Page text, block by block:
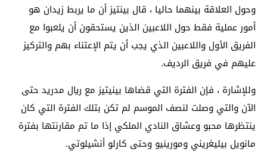
وحول العلاقة بينهما حاليا ، قال بينتيز أن ما يربط زيدان هو
أمور عملية فقط حول اللاعبين الذين يستحقون أن يلعبوا مع
الفريق الأول واللاعبين الذي يجب أن يتم الإعتناء بهم والتركيز
عليهم في فريق الرديف.
وللإشارة ، فإن الفترة التي قضاها بينيتيز مع ريال مدريد حتى
الآن والتي وصلت لنصف الموسم لم تكن بتلك الفترة التي كان
ينتظرها محبو وعشاق النادي الملكي إذا ما تم مقارنتها بفترة
مانويل بيليغريني ومورينيو وحتى كارلو أنشيلوتي.